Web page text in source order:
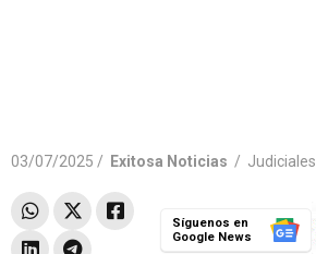
03/07/2025 / Exitosa Noticias / Judiciales
Síguenos en
Google News